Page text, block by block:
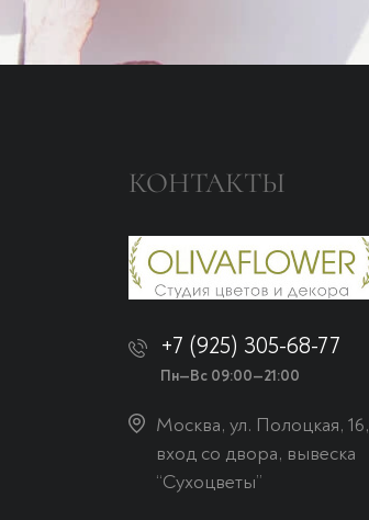
КОНТАКТЫ
+7 (925) 305-68-77
Пн—Вс 09:00—21:00
Москва, ул. Полоцкая, 16,
вход со двора, вывеска
“Сухоцветы”